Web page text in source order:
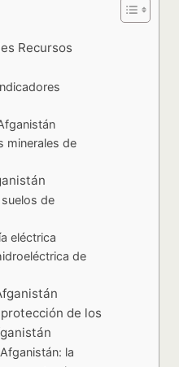
Recursos
minerales de
de
eléctrica
de
de los
la